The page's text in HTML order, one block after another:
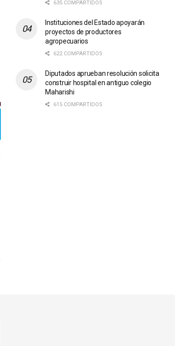
635 COMPARTIDOS
Instituciones del Estado apoyarán
proyectos de productores
agropecuarios
622 COMPARTIDOS
Diputados aprueban resolución solicita
construir hospital en antiguo colegio
Maharishi
615 COMPARTIDOS